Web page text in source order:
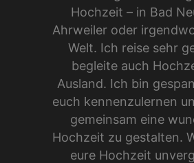
Hochzeit – in Bad
Ahrweiler oder
Welt. Ich reise sehr
begleite auch
Ausland. Ich bin
euch kennenzulernen
gemeinsam eine
Hochzeit zu gestalten.
eure Hochzeit